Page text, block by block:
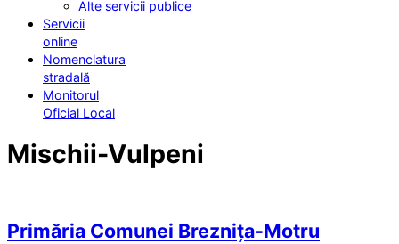
Alte servicii publice
Servicii
online
Nomenclatura
stradală
Monitorul
Oficial Local
Mischii-Vulpeni
Primăria Comunei Breznița-Motru